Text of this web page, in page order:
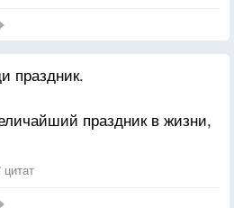
праздник.
праздник в жизни,